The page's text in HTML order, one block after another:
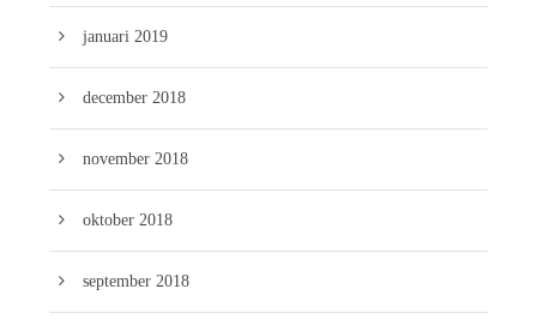
januari 2019
december 2018
november 2018
oktober 2018
september 2018